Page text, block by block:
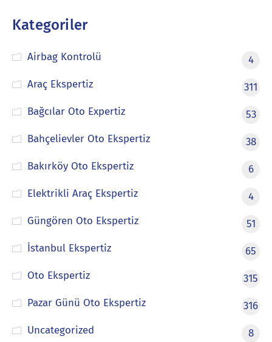
Kategoriler
Airbag Kontrolü
4
Araç Ekspertiz
311
Bağcılar Oto Expertiz
53
Bahçelievler Oto Ekspertiz
38
Bakırköy Oto Ekspertiz
6
Elektrikli Araç Ekspertiz
4
Güngören Oto Ekspertiz
51
İstanbul Ekspertiz
65
Oto Ekspertiz
315
Pazar Günü Oto Ekspertiz
316
Uncategorized
8